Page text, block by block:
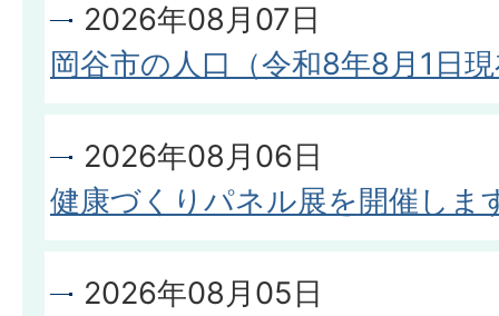
2026年08月07日
岡谷市の人口（令和8年8月1日
2026年08月06日
健康づくりパネル展を開催しま
2026年08月05日